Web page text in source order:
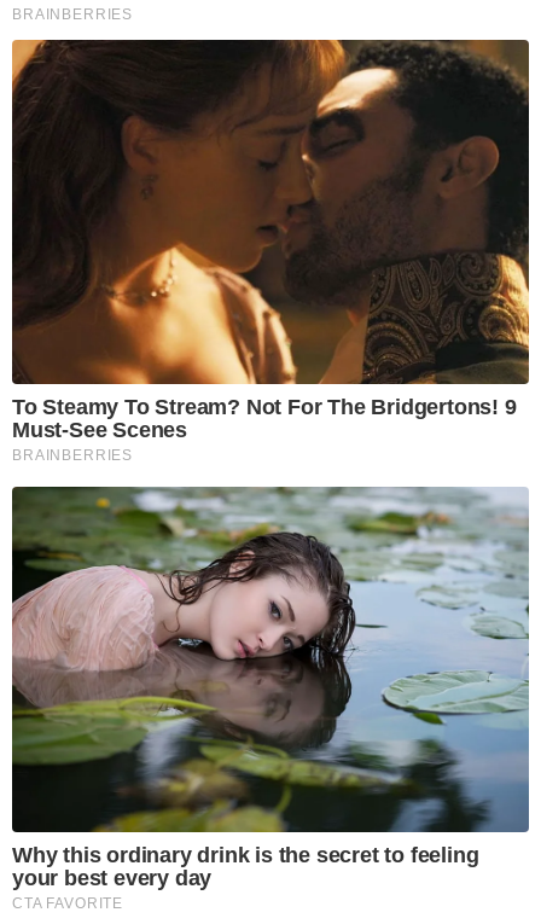
BRAINBERRIES
To Steamy To Stream? Not For The Bridgertons! 9
Must-See Scenes
BRAINBERRIES
Why this ordinary drink is the secret to feeling
your best every day
CTA FAVORITE